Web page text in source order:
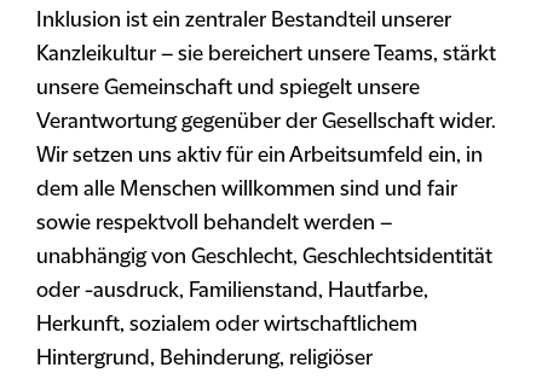
Inklusion ist ein zentraler Bestandteil unserer
Kanzleikultur – sie bereichert unsere Teams, stärkt
unsere Gemeinschaft und spiegelt unsere
Verantwortung gegenüber der Gesellschaft wider.
Wir setzen uns aktiv für ein Arbeitsumfeld ein, in
dem alle Menschen willkommen sind und fair
sowie respektvoll behandelt werden –
unabhängig von Geschlecht, Geschlechtsidentität
oder -ausdruck, Familienstand, Hautfarbe,
Herkunft, sozialem oder wirtschaftlichem
Hintergrund, Behinderung, religiöser